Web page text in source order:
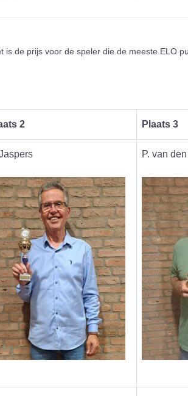
de prijs voor de speler die de meeste ELO
2 Plaats 3
P. van